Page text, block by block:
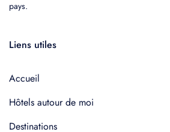
pays.
Liens utiles
Accueil
Hôtels autour de moi
Destinations